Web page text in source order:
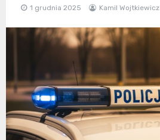
1 grudnia 2025 Kamil Wojtkiewicz